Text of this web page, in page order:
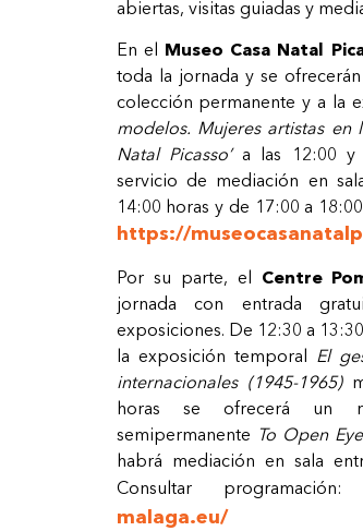
abiertas, visitas guiadas y
En el Museo Casa Natal
toda la jornada y se
colección permanente y a la
modelos. Mujeres artistas en
Natal Picasso’a las 12:00 y
servicio de mediación en
14:00 horas y de 17:00 a
https://
Por su parte, el Centre
jornada con entrada
exposiciones. De 12:30 a
la exposición temporal El
internacionales (1945-1965)
horas se ofrecerá un
semipermanente To Open
habrá mediación en sala
Consultar programación:
malaga.eu/